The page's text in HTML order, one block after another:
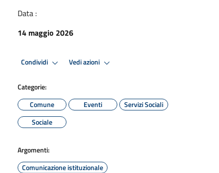
Data :
14 maggio 2026
Condividi Vedi azioni
Categorie:
Comune
Eventi
Servizi Sociali
Sociale
Argomenti:
Comunicazione istituzionale